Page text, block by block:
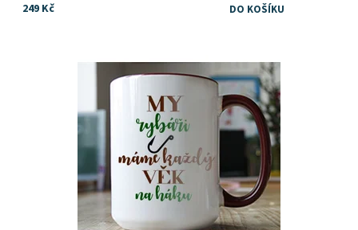
249 Kč
Skladem